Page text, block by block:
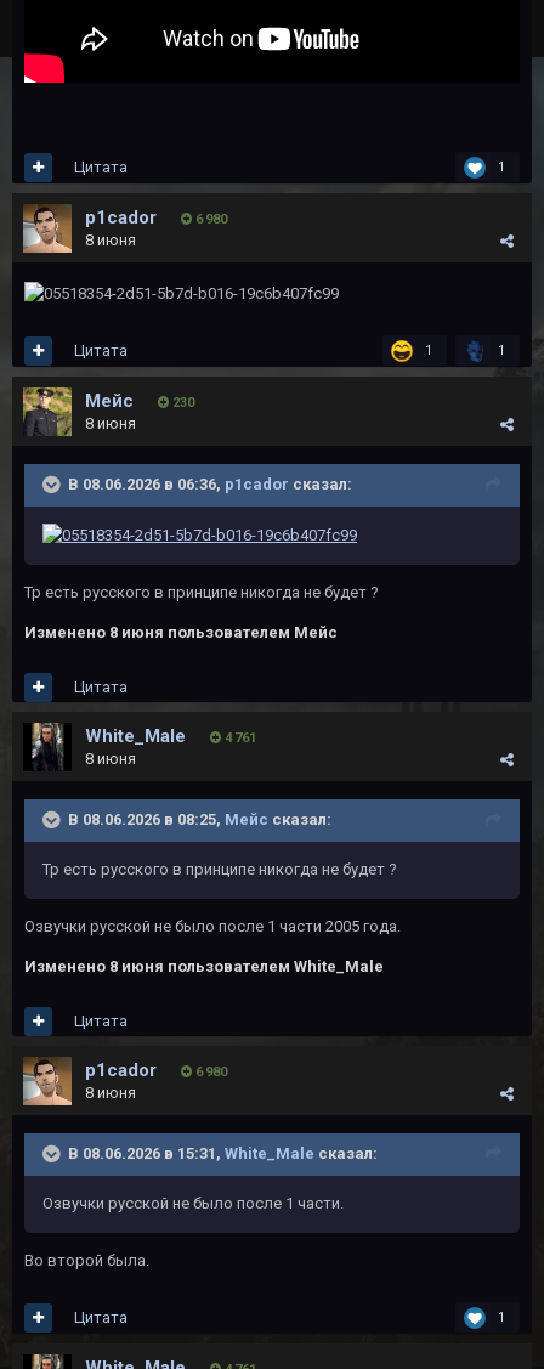
1
Цитата
p1cador 6 980
8 июня
1 1
Цитата
Мейс 230
8 июня
В 08.06.2026 в 06:36, p1cador сказал:
Тр есть русского в принципе никогда не будет ?
Изменено 8 июня пользователем Мейс
Цитата
White_Male 4 761
8 июня
В 08.06.2026 в 08:25, Мейс сказал:
Тр есть русского в принципе никогда не будет ?
Озвучки русской не было после 1 части 2005 года.
Изменено 8 июня пользователем White_Male
Цитата
p1cador 6 980
8 июня
В 08.06.2026 в 15:31, White_Male сказал:
Озвучки русской не было после 1 части.
Во второй была.
1
Цитата